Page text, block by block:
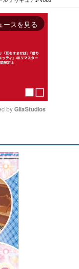
ースを見る
t
e
by GliaStudios